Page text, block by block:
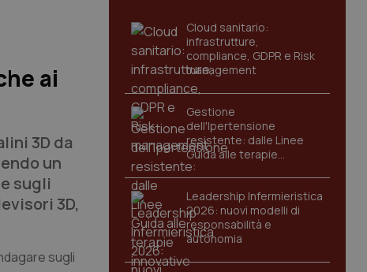
ai
3D da
un
sugli
3D,
sugli
Cloud sanitario:
infrastrutture,
compliance, GDPR e Risk
management
Gestione
dell'Ipertensione
resistente: dalle Linee
Guida alle terapie
innovative
Leadership Infermieristica
2026: nuovi modelli di
responsabilità e
autonomia